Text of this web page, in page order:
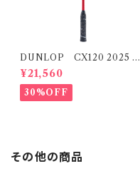
DUNLOP CX120 2025 M
odel
¥21,560
30%OFF
その他の商品